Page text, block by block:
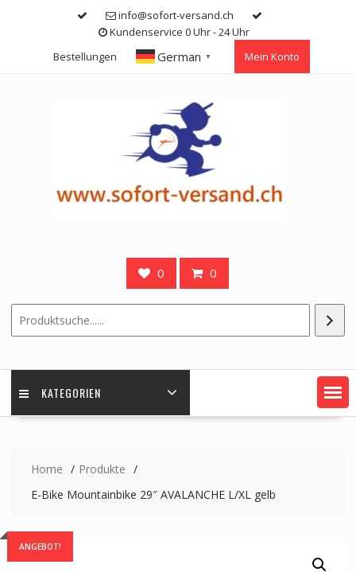
info@sofort-versand.ch
Kundenservice 0 Uhr - 24 Uhr
Bestellungen
German ▼ Mein Konto
0 0
KATEGORIEN
Home
Produkte
E-Bike Mountainbike 29″ AVALANCHE L/XL gelb
ANGEBOT!